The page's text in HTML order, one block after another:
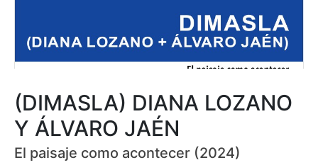
(DIMASLA) DIANA LOZANO
Y ÁLVARO JAÉN
El paisaje como acontecer (2024)